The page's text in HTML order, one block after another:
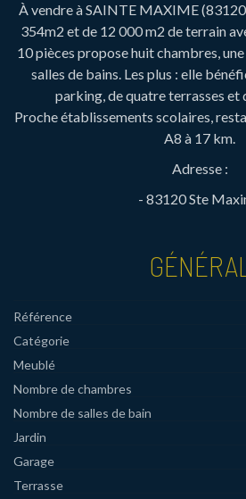
À vendre à SAINTE MAXIME
354m2 et de 12 000 m2 de terrain
10 pièces propose huit chambres,
salles de bains. Les plus : elle
parking, de quatre terrasses et
Proche établissements scolaires,
A8 à 17 km.
Adresse :
- 83120 Ste
GÉNÉRAL
Référence
Catégorie
Meublé
Nombre de chambres
Nombre de salles de bain
Jardin
Garage
Terrasse